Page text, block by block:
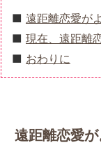
遠距離恋愛が
現在、遠距離
おわりに
遠距離恋愛